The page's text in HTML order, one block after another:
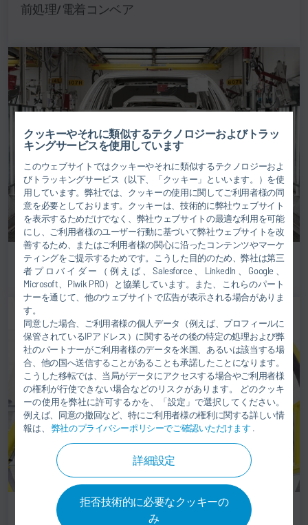
クッキーやそれに類似するテクノロジーおよびトラッ
キングサービスを使用しています
このウェブサイトではクッキーやそれに類似するテクノロジーおよ
びトラッキングサービス（以下、「クッキー」といいます。）を使
用しています。弊社では、クッキーの使用に関してご利用者様の同
意を必要としております。クッキーは、技術的に弊社ウェブサイト
を表示するためだけでなく、弊社ウェブサイトの最適な利用を可能
にし、ご利用者様のユーザー行動に基づいて弊社ウェブサイトを改
善するため、またはご利用者様の関心に沿ったコンテンツやマーケ
ティングをご提示するためです。こうした目的のため、弊社は第三
者プロバイダー（例えば、Salesforce、LinkedIn、Google、
Microsoft、Piwik PRO）と協業しています。また、これらのパート
ナーを通じて、他のウェブサイトで広告が表示される場合がありま
す。
同意した場合、ご利用者様の個人データ（例えば、プロフィールに
保管されているIPアドレス）に関するその後の特定の処理および弊
社のパートナーがご利用者様のデータを米国、あるいは該当する場
合、他の国へ送信することがあることも承諾したことになります。
こうした移転では、当局がデータにアクセスする場合やご利用者様
の権利が行使できない場合などのリスクがあります。 どのクッキ
ーの使用を弊社に許可するかを、「設定」で選択してください。
例えば、同意の撤回など、特にご利用者様の権利に関する詳しい情
報は、 弊社のプライバシーポリシーでご確認いただけます .
詳細設定
拒否技術的に必要なクッキーの
み
前処理/電着コンベア
フロアコンベア
オーバーヘッドコンベア